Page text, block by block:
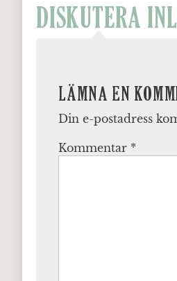
DISKUTERA
LÄMNA EN
Din e-postadress
Kommentar *